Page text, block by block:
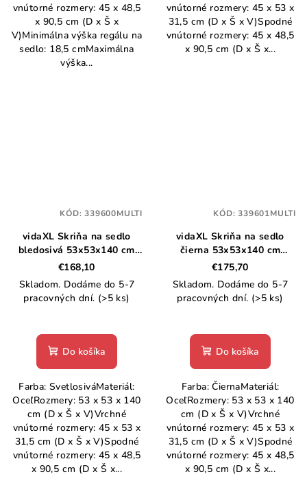
vnútorné rozmery: 45 x 48,5
x 90,5 cm (D x Š x
V)Minimálna výška regálu na
sedlo: 18,5 cmMaximálna
výška...
vnútorné rozmery: 45 x 53 x
31,5 cm (D x Š x V)Spodné
vnútorné rozmery: 45 x 48,5
x 90,5 cm (D x Š x...
vidaXL Skriňa na sedlo
bledosivá 53x53x140 cm
oceľová
€168,10
Skladom. Dodáme do 5-7
pracovných dní. (>5 ks)
Do košíka
Farba: SvetlosiváMateriál:
OceľRozmery: 53 x 53 x 140
cm (D x Š x V)Vrchné
vnútorné rozmery: 45 x 53 x
31,5 cm (D x Š x V)Spodné
vnútorné rozmery: 45 x 48,5
x 90,5 cm (D x Š x...
KÓD:339600MULTI
vidaXL Skriňa na sedlo
čierna 53x53x140 cm
oceľová
€175,70
Skladom. Dodáme do 5-7
pracovných dní. (>5 ks)
Do košíka
Farba: ČiernaMateriál:
OceľRozmery: 53 x 53 x 140
cm (D x Š x V)Vrchné
vnútorné rozmery: 45 x 53 x
31,5 cm (D x Š x V)Spodné
vnútorné rozmery: 45 x 48,5
x 90,5 cm (D x Š x...
KÓD:339601MULTI